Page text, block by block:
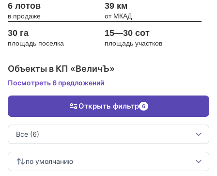
6 лотов
в продаже
39 км
от МКАД
30 га
площадь поселка
15—30 сот
площадь участков
Объекты в КП «ВеличЪ»
Посмотреть 6 предложений
Все (6)
по умолчанию
Открыть фильтр 6